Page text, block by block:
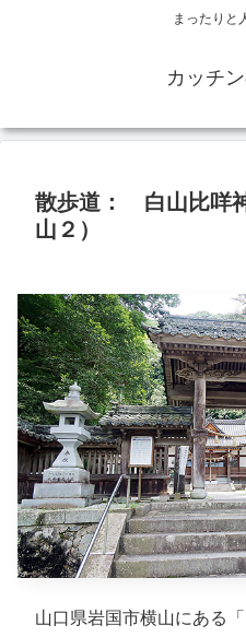
まったりと
カッチ
散歩道： 白山比咩
山２）
山口県岩国市横山にある